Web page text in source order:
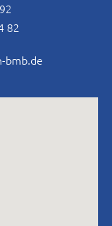
82
bmb.de